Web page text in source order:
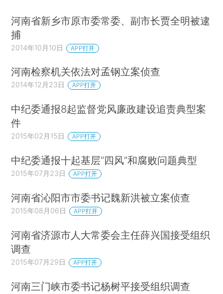
河南省新乡市原市委常委、副市长贾全明被逮
捕
2014年10月10日 APP打开
河南检察机关依法对孟钢立案侦查
2014年12月23日 APP打开
中纪委通报8起监督党风廉政建设追责典型案
件
2015年02月15日 APP打开
中纪委通报十起基层“四风”和腐败问题典型
2015年07月23日 APP打开
河南省沁阳市市委书记魏新洪被立案侦查
2015年08月06日 APP打开
河南省济源市人大常委会主任薛兴国接受组织
调查
2015年07月29日 APP打开
河南三门峡市委书记杨树平接受组织调查